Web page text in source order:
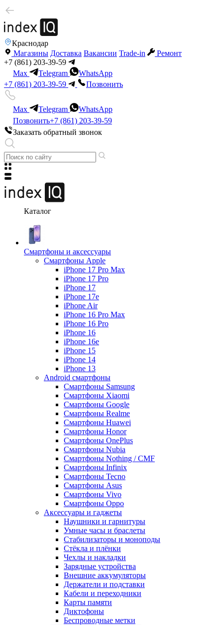
Краснодар
Магазины Доставка Вакансии Trade-in
Ремонт
+7 (861) 203-39-59
Max
Telegram
WhatsApp
+7 (861) 203-39-59
Позвонить
Max Telegram
WhatsApp
Позвонить+7 (861) 203-39-59
Заказать обратный звонок
Каталог
Смартфоны и аксессуары
Смартфоны Apple
iPhone 17 Pro Max
iPhone 17 Pro
iPhone 17
iPhone 17e
iPhone Air
iPhone 16 Pro Max
iPhone 16 Pro
iPhone 16
iPhone 16e
iPhone 15
iPhone 14
iPhone 13
Android cмартфоны
Смартфоны Samsung
Смартфоны Xiaomi
Смартфоны Google
Смартфоны Realme
Смартфоны Huawei
Смартфоны Honor
Смартфоны OnePlus
Смартфоны Nubia
Смартфоны Nothing / CMF
Смартфоны Infinix
Смартфоны Tecno
Смартфоны Asus
Смартфоны Vivo
Смартфоны Oppo
Аксессуары и гаджеты
Наушники и гарнитуры
Умные часы и браслеты
Стабилизаторы и моноподы
Стёкла и плёнки
Чехлы и накладки
Зарядные устройства
Внешние аккумуляторы
Держатели и подставки
Кабели и переходники
Карты памяти
Диктофоны
Беспроводные метки